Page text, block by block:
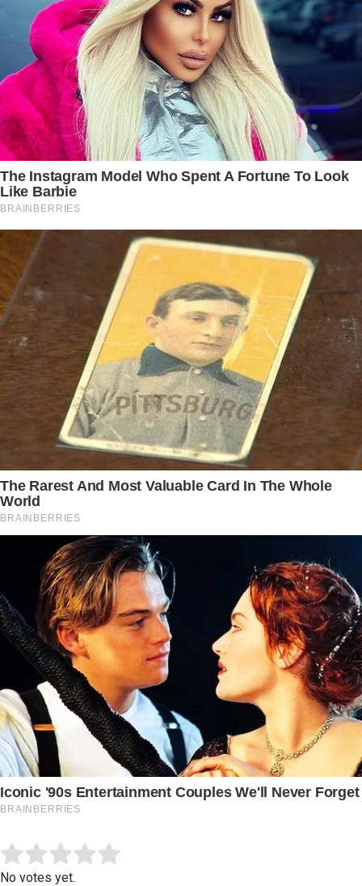
Rate this item:
No votes yet.